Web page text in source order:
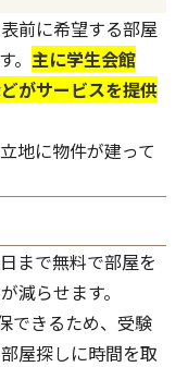
前に希望する部屋
主に学生会館
がサービスを提供
地に物件が建って
まで無料で部屋を
減らせます。
できるため、受験
屋探しに時間を取